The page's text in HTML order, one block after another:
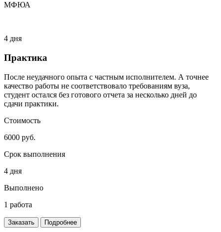
МФЮА
4 дня
Практика
После неудачного опыта с частным исполнителем. А точнее
качество работы не соответствовало требованиям вуза,
студент остался без готового отчета за несколько дней до
сдачи практики.
Стоимость
6000 руб.
Срок выполнения
4 дня
Выполнено
1 работа
Заказать Подробнее